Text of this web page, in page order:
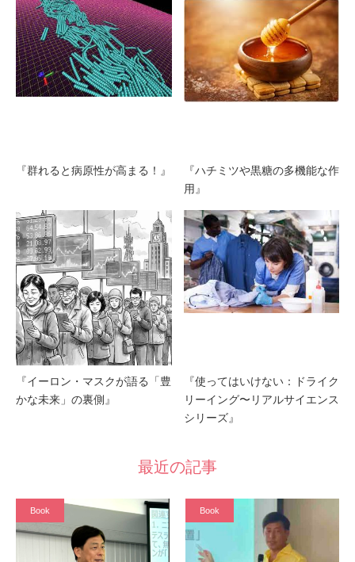
『群れると病原性が高まる！』
『ハチミツや黒糖の多機能な作
用』
『イーロン・マスクが語る「豊
かな未来」の裏側』
『使ってはいけない：ドライク
リーイング〜リアルサイエンス
シリーズ』
最近の記事
Book Book